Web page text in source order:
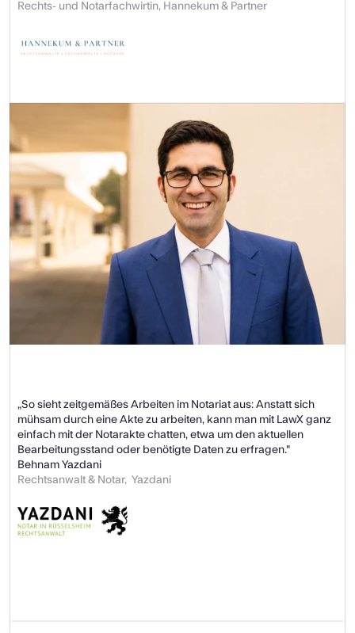
Rechts- und Notarfachwirtin, Hannekum & Partner
„So sieht zeitgemäßes Arbeiten im Notariat aus: Anstatt sich
mühsam durch eine Akte zu arbeiten, kann man mit LawX ganz
einfach mit der Notarakte chatten, etwa um den aktuellen
Bearbeitungsstand oder benötigte Daten zu erfragen."
Behnam Yazdani
Rechtsanwalt & Notar,  Yazdani